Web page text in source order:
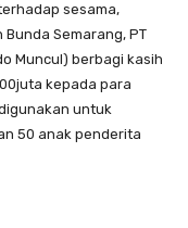
sesama,
Bunda Semarang, PT
Muncul) berbagi kasih
kepada para
untuk
50 anak penderita